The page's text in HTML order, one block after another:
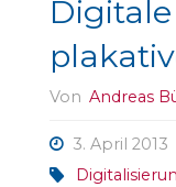
Von Andreas
3. April 2013